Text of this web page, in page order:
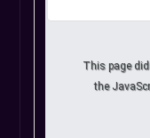
This page
the